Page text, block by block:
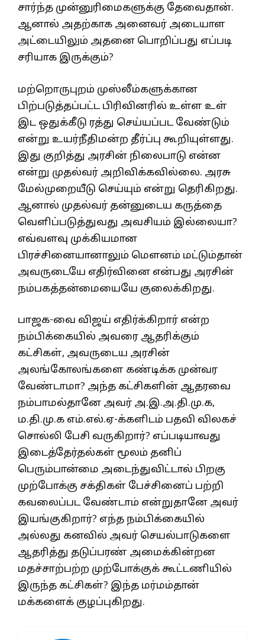
சார்ந்த முன்னுரிமைகளுக்கு தேவைதான்.
ஆனால் அதற்காக அனைவர் அடையாள
அட்டையிலும் அதனை பொறிப்பது எப்படி
சரியாக இருக்கும்?
மற்றொருபுறம் முஸ்லீம்களுக்கான
பிற்படுத்தப்பட்ட பிரிவினரில் உள்ள உள்
இட ஒதுக்கீடு ரத்து செய்யப்பட வேண்டும்
என்று உயர்நீதிமன்ற தீர்ப்பு கூறியுள்ளது.
இது குறித்து அரசின் நிலைபாடு என்ன
என்று முதல்வர் அறிவிக்கவில்லை. அரசு
மேல்முறையீடு செய்யும் என்று தெரிகிறது.
ஆனால் முதல்வர் தன்னுடைய கருத்தை
வெளிப்படுத்துவது அவசியம் இல்லையா?
எவ்வளவு முக்கியமான
பிரச்சினையானாலும் மெளனம் மட்டும்தான்
அவருடையே எதிர்வினை என்பது அரசின்
நம்பகத்தன்மையையே குலைக்கிறது.
பாஜக-வை விஜய் எதிர்க்கிறார் என்ற
நம்பிக்கையில் அவரை ஆதரிக்கும்
கட்சிகள், அவருடைய அரசின்
அலங்கோலங்களை கண்டிக்க முன்வர
வேண்டாமா? அந்த கட்சிகளின் ஆதரவை
நம்பாமல்தானே அவர் அ.இ.அ.தி.மு.க,
ம.தி.மு.க எம்.எல்.ஏ-க்களிடம் பதவி விலகச்
சொல்லி பேசி வருகிறார்? எப்படியாவது
இடைத்தேர்தல்கள் மூலம் தனிப்
பெரும்பான்மை அடைந்துவிட்டால் பிறகு
முற்போக்கு சக்திகள் பேச்சினைப் பற்றி
கவலைப்பட வேண்டாம் என்றுதானே அவர்
இயங்குகிறார்? எந்த நம்பிக்கையில்
அல்லது கனவில் அவர் செயல்பாடுகளை
ஆதரித்து தடுப்பரண் அமைக்கின்றன
மதச்சாற்பற்ற முற்போக்குக் கூட்டணியில்
இருந்த கட்சிகள்? இந்த மர்மம்தான்
மக்களைக் குழப்புகிறது.